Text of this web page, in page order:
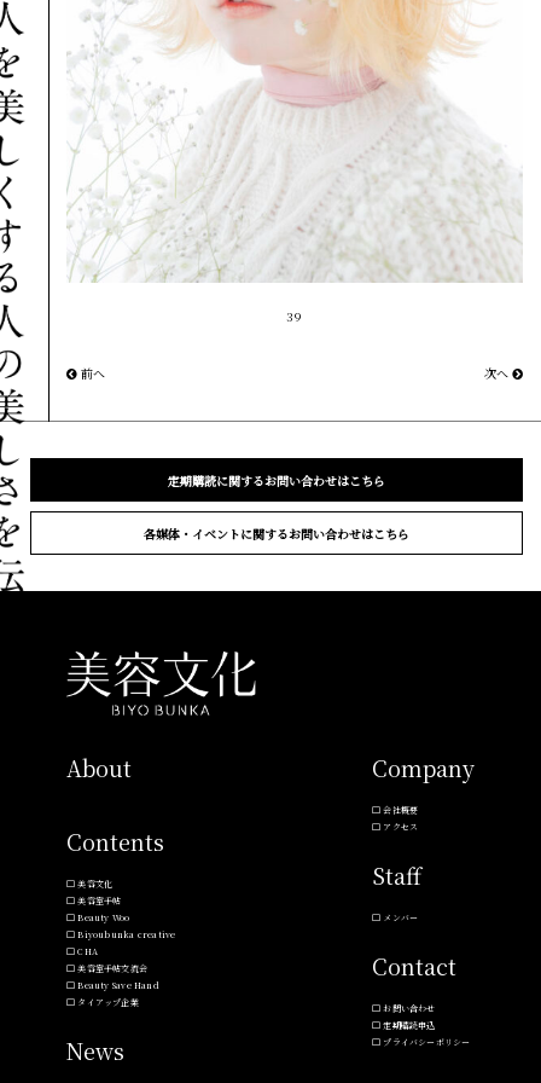
39
前へ 次へ
定期購読に関するお問い合わせはこちら
各媒体・イベントに関するお問い合わせはこちら
About
Contents
美容文化
美容室手帖
Beauty Woo
Biyoubunka creative
CHA
美容室手帖交流会
Beauty Save Hand
タイアップ企業
News
Company
会社概要
アクセス
Staff
メンバー
Contact
お問い合わせ
定期購読申込
プライバシーポリシー